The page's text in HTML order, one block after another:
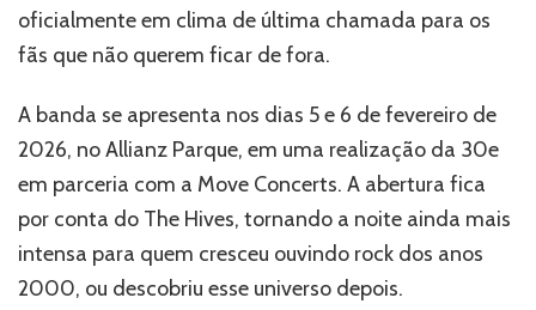
SP,
os
ingressos
estão
acabando
oficialmente em clima de última chamada para os
fãs que não querem ficar de fora.
A banda se apresenta nos dias 5 e 6 de fevereiro de
2026, no Allianz Parque, em uma realização da 30e
em parceria com a Move Concerts. A abertura fica
por conta do The Hives, tornando a noite ainda mais
intensa para quem cresceu ouvindo rock dos anos
2000, ou descobriu esse universo depois.